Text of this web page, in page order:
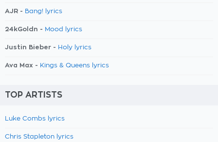
AJR - Bang! lyrics
24kGoldn - Mood lyrics
Justin Bieber - Holy lyrics
Ava Max - Kings & Queens lyrics
TOP ARTISTS
Luke Combs lyrics
Chris Stapleton lyrics